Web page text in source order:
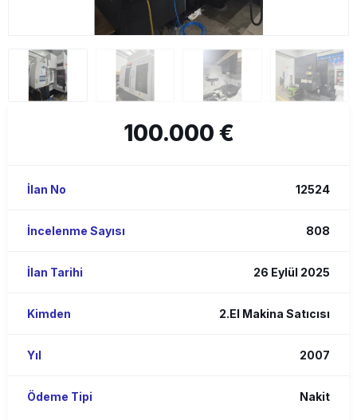
100.000 €
İlan No 12524
İncelenme Sayısı 808
İlan Tarihi 26 Eylül 2025
Kimden 2.El Makina Satıcısı
Yıl 2007
Ödeme Tipi Nakit